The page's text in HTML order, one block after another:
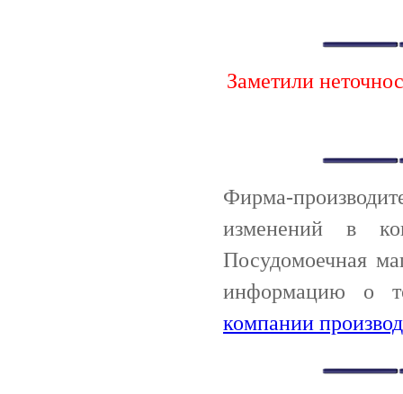
Заметили
Фирма-
изменений в
Посудомоечная
информацию о
компании